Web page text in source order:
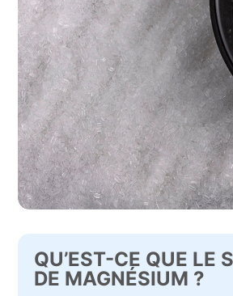
QU’EST-CE QUE LE
DE MAGNÉSIUM ?